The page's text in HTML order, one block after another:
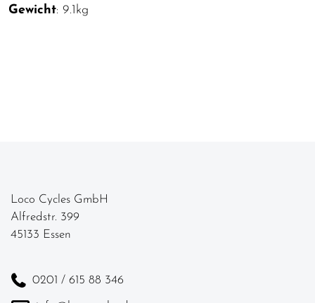
Gewicht: 9.1kg
Loco Cycles GmbH
Alfredstr. 399
45133 Essen
0201 / 615 88 346